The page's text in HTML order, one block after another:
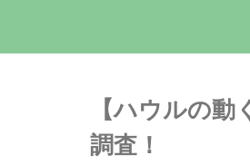
【ハウルの
調査！